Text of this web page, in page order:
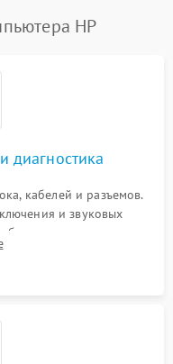
HP
диагностика
кабелей и разъемов.
и звуковых
блока питания для
без полного разбора.